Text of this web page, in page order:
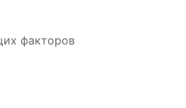
факторов